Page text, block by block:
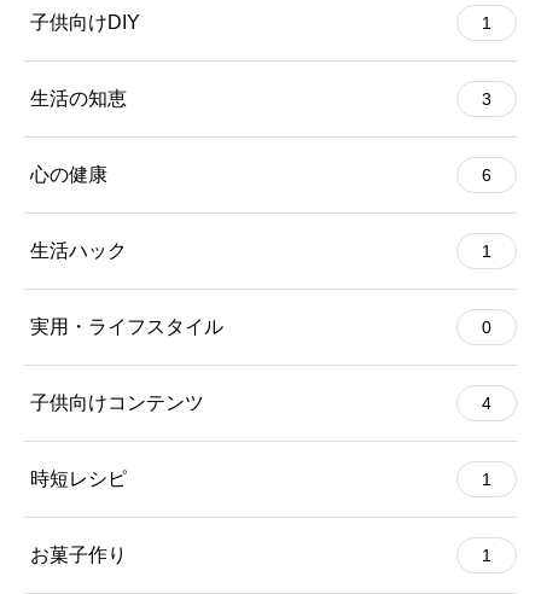
子供向けDIY 1
生活の知恵 3
心の健康 6
生活ハック 1
実用・ライフスタイル 0
子供向けコンテンツ 4
時短レシピ 1
お菓子作り 1